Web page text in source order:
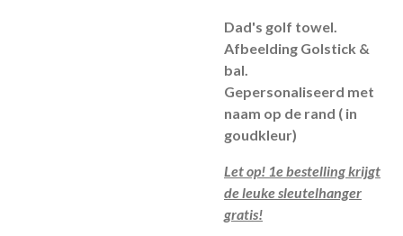
Dad's golf towel.
Afbeelding Golstick &
bal.
Gepersonaliseerd met
naam op de rand ( in
goudkleur)
Let op! 1e bestelling krijgt
de leuke sleutelhanger
gratis!